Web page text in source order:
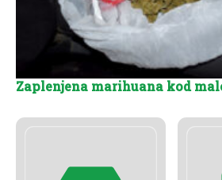
Zaplenjena marihuana kod